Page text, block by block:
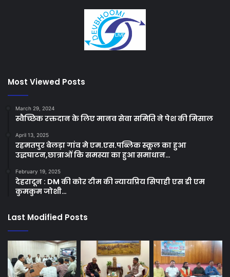
Most Viewed Posts
March 29, 2024
स्वैच्छिक रक्तदान के लिए मानव सेवा समिति ने पेश की मिसाल
April 13, 2025
रहमतपुर बेलड़ा गांव मे एम.एस.पब्लिक स्कूल का हुआ
उद्धघाटन,छात्राओं कि समस्या का हुआ समाधान…
February 19, 2025
देहरादून : DM की कोर टीम की न्यायप्रिय सिपाही एस डी एम
कुमकुम जोशी…
Last Modified Posts